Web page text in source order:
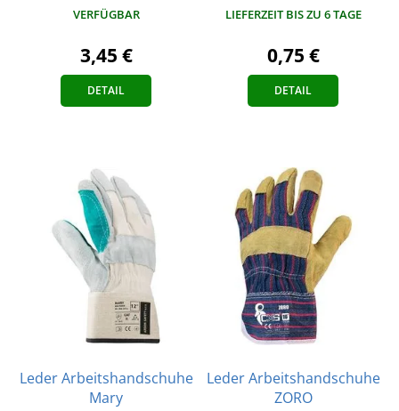
VERFÜGBAR
3,45 €
DETAIL
LIEFERZEIT BIS ZU 6 TAGE
0,75 €
DETAIL
Leder Arbeitshandschuhe
Mary
Leder Arbeitshandschuhe
ZORO